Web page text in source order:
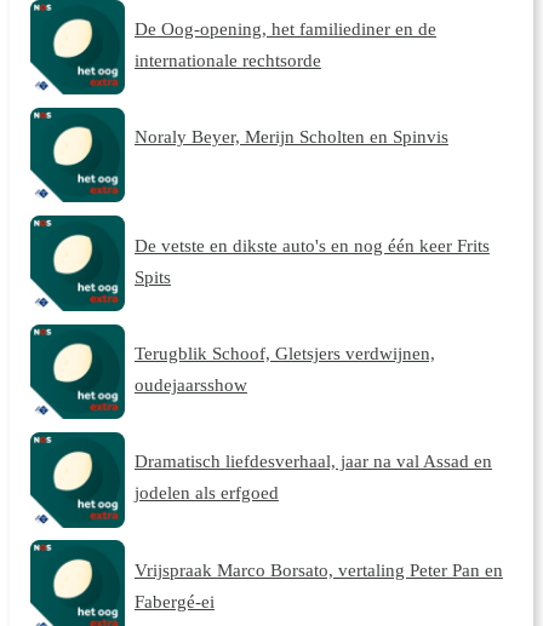
De Oog-opening, het familiediner en de
internationale rechtsorde
Noraly Beyer, Merijn Scholten en Spinvis
De vetste en dikste auto's en nog één keer Frits
Spits
Terugblik Schoof, Gletsjers verdwijnen,
oudejaarsshow
Dramatisch liefdesverhaal, jaar na val Assad en
jodelen als erfgoed
Vrijspraak Marco Borsato, vertaling Peter Pan en
Fabergé-ei